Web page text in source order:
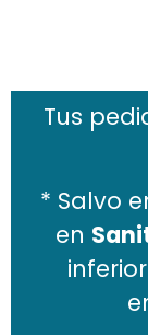
Tus
* Salvo
en